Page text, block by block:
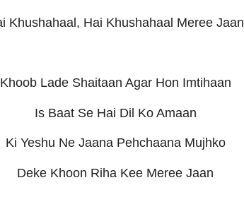
Khushahaal, Hai Khushahaal Meree Jaan
Khoob Lade Shaitaan Agar Hon Imtihaan
Is Baat Se Hai Dil Ko Amaan
Ki Yeshu Ne Jaana Pehchaana Mujhko
Deke Khoon Riha Kee Meree Jaan